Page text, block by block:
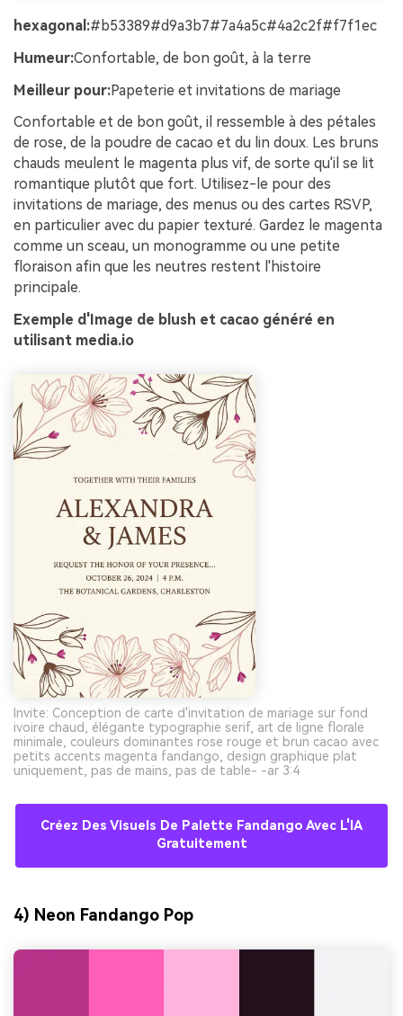
hexagonal:#b53389#d9a3b7#7a4a5c#4a2c2f#f7f1ec
Humeur:Confortable, de bon goût, à la terre
Meilleur pour:Papeterie et invitations de mariage
Confortable et de bon goût, il ressemble à des pétales
de rose, de la poudre de cacao et du lin doux. Les bruns
chauds meulent le magenta plus vif, de sorte qu'il se lit
romantique plutôt que fort. Utilisez-le pour des
invitations de mariage, des menus ou des cartes RSVP,
en particulier avec du papier texturé. Gardez le magenta
comme un sceau, un monogramme ou une petite
floraison afin que les neutres restent l'histoire
principale.
Exemple d'Image de blush et cacao généré en
utilisant media.io
Invite: Conception de carte d'invitation de mariage sur fond
ivoire chaud, élégante typographie serif, art de ligne florale
minimale, couleurs dominantes rose rouge et brun cacao avec
petits accents magenta fandango, design graphique plat
uniquement, pas de mains, pas de table- -ar 3:4
Créez Des Visuels De Palette Fandango Avec L'IA
Gratuitement
4) Neon Fandango Pop